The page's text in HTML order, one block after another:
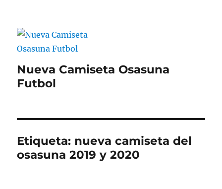
Nueva Camiseta Osasuna
Futbol
Etiqueta: nueva camiseta del
osasuna 2019 y 2020